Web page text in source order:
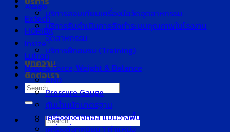
บริการสอบเทียบเครื่องมือวัดอุตสาหกรรม
บริการรับดำเนินการจัดทำระบบคุณภาพในโรงงาน
อุตสาหกรรม
บริการฝึกอบรม (Training)
บทความ
ติดต่อเรา
Search
for:
Search
Atago
Extech
HORIBA
Insize
Lutron
Mass & Force, Weight & Balance
AND
Pressure Gauge
ตุ้มน้ำหนักมาตรฐาน
เครื่องชั่งดิจิตอล แบบวางพื้น
เครื่องชั่งทศนิยม 1 ตำแหน่ง